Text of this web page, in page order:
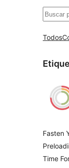
Buscar
Todos
Fasten
Time